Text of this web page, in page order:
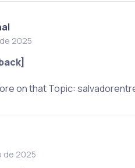
2025
on that Topic:
de 2025